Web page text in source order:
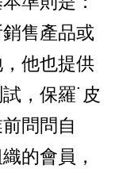
售產品或
他也提供
，保羅˙皮
問問自
的會員，